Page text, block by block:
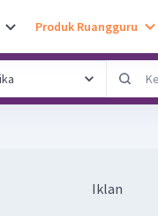
Produk Ruangguru
Iklan